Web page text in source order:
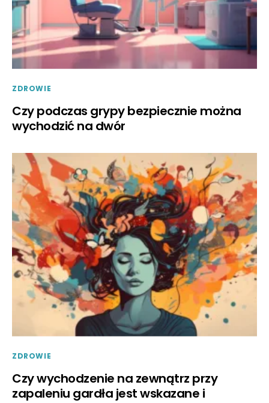
ZDROWIE
Czy podczas grypy bezpiecznie można
wychodzić na dwór
ZDROWIE
Czy wychodzenie na zewnątrz przy
zapaleniu gardła jest wskazane i